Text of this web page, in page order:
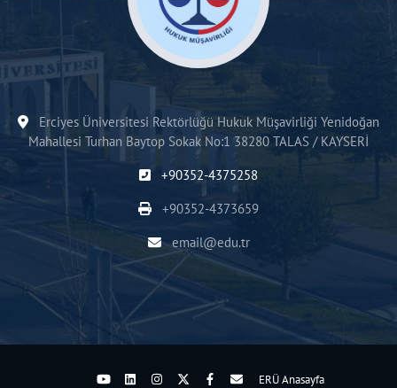
Erciyes Üniversitesi Rektörlüğü Hukuk Müşavirliği Yenidoğan
Mahallesi Turhan Baytop Sokak No:1 38280 TALAS / KAYSERİ
+90352-4375258
+90352-4373659
email@edu.tr
ERÜ Anasayfa